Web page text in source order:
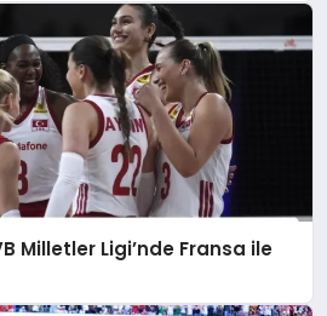
Milletler Ligi’nde Fransa ile